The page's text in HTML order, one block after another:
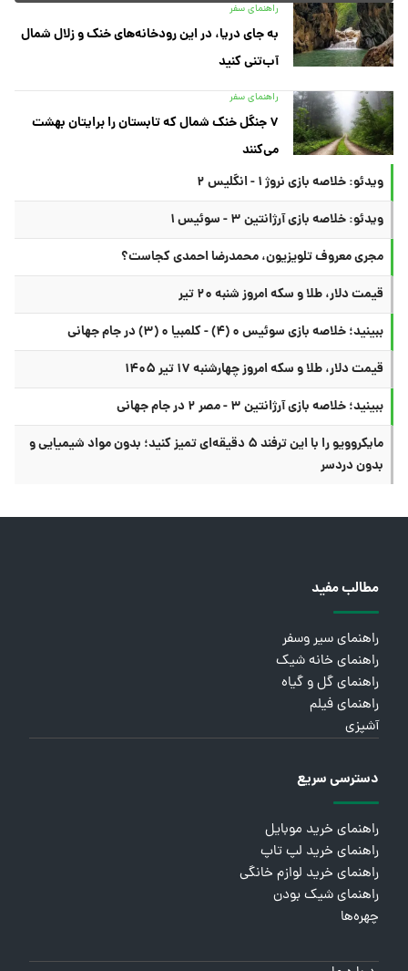
راهنمای سفر
به جای دریا، در این رودخانه‌های خنک و زلال شمال
آب‌تنی کنید
راهنمای سفر
۷ جنگل خنک شمال که تابستان را برایتان بهشت
می‌کنند
ویدئو: خلاصه بازی نروژ ۱ - انگلیس ۲
ویدئو: خلاصه بازی آرژانتین ۳ - سوئیس ۱
مجری معروف تلویزیون، محمدرضا احمدی کجاست؟
قیمت دلار، طلا و سکه امروز شنبه ۲۰ تیر
ببینید؛ خلاصه بازی سوئیس ۰ (۴) - کلمبیا ۰ (۳) در جام جهانی
قیمت دلار، طلا و سکه امروز چهارشنبه ۱۷ تیر ۱۴۰۵
ببینید؛ خلاصه بازی آرژانتین ۳ - مصر ۲ در جام جهانی
مایکروویو را با این ترفند ۵ دقیقه‌ای تمیز کنید؛ بدون مواد شیمیایی و
بدون دردسر
مطالب مفید
راهنمای سیر وسفر
راهنمای خانه شیک
راهنمای گل و گیاه
راهنمای فیلم
آشپزی
دسترسی سریع
راهنمای خرید موبایل
راهنمای خرید لپ تاپ
راهنمای خرید لوازم خانگی
راهنمای شیک بودن
چهره‌ها